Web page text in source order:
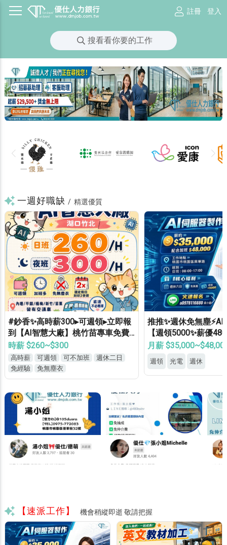
註冊 登入
搜看看你要的工作
一週好職缺 / 精選優質
推推✨週休免無塵⚡AI伺服器製作
【週領5000✨薪優48000】免學經
歷✔免健檢✔免輪班✔
月薪 $35,000~$48,000
週領 光電 週休
推推✨大里8H週休⭕
門市書審⭕冷氣廠⭕
休✅
月薪
週休 週領 門市書審
【速派工作】 機會稍縱即逝 敬請把握